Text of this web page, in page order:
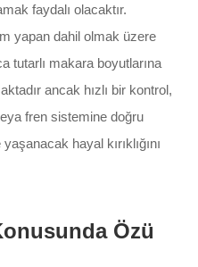
faydalı olacaktır.
yapan dahil olmak üzere
tutarlı makara boyutlarına
ancak hızlı bir kontrol,
fren sistemine doğru
hayal kırıklığını
Özü